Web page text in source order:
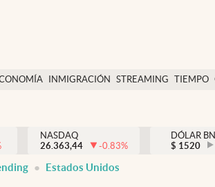
INMIGRACIÓN STREAMING TIEMPO
México
NASDAQ
26.363,44
-0.83%
DÓLAR
$ 1520
Estados Unidos